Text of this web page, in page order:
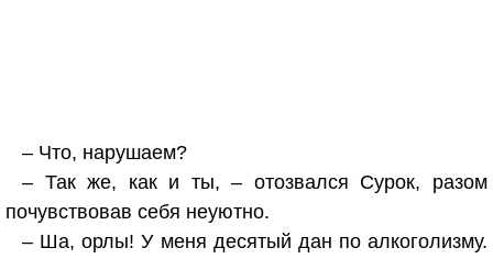
– Что, нарушаем?
– Так же, как и ты, – отозвался Сурок, разом
почувствовав себя неуютно.
– Ша, орлы! У меня десятый дан по алкоголизму.